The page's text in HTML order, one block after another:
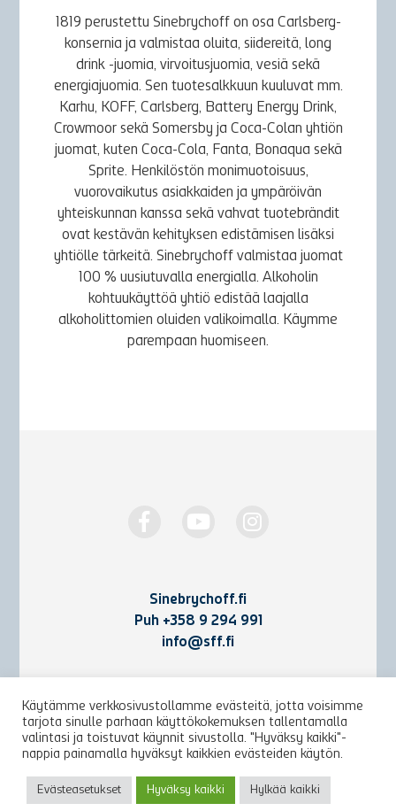
1819 perustettu Sinebrychoff on osa Carlsberg-
konsernia ja valmistaa oluita, siidereitä, long
drink -juomia, virvoitusjuomia, vesiä sekä
energiajuomia. Sen tuotesalkkuun kuuluvat mm.
Karhu, KOFF, Carlsberg, Battery Energy Drink,
Crowmoor sekä Somersby ja Coca-Colan yhtiön
juomat, kuten Coca-Cola, Fanta, Bonaqua sekä
Sprite. Henkilöstön monimuotoisuus,
vuorovaikutus asiakkaiden ja ympäröivän
yhteiskunnan kanssa sekä vahvat tuotebrändit
ovat kestävän kehityksen edistämisen lisäksi
yhtiölle tärkeitä. Sinebrychoff valmistaa juomat
100 % uusiutuvalla energialla. Alkoholin
kohtuukäyttöä yhtiö edistää laajalla
alkoholittomien oluiden valikoimalla. Käymme
parempaan huomiseen.
Sinebrychoff.fi
Puh +358 9 294 991
info@sff.fi
Yhteystiedot
Käyttöehdot ja rekisteriseloste
Arkisto
Käytämme verkkosivustollamme evästeitä, jotta voisimme
tarjota sinulle parhaan käyttökokemuksen tallentamalla
valintasi ja toistuvat käynnit sivustolla. "Hyväksy kaikki"-
nappia painamalla hyväksyt kaikkien evästeiden käytön.
Evästeasetukset Hyväksy kaikki Hylkää kaikki